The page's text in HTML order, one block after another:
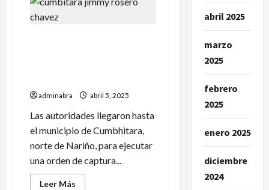
en
adminabra abril 5, 2025
Las autoridades llegaron hasta
el municipio de Cumbhitara,
norte de Nariño, para ejecutar
una orden de captura...
Leer Más
abril 2025
marzo
2025
febrero
2025
enero 2025
diciembre
2024